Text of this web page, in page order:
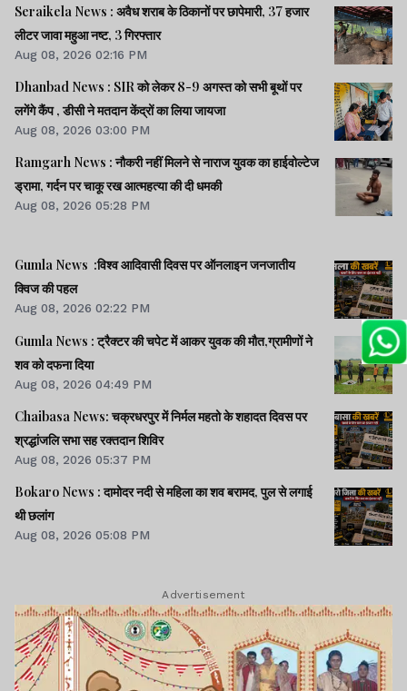
Seraikela News : अवैध शराब के ठिकानों पर छापेमारी, 37 हजार
लीटर जावा महुआ नष्ट, 3 गिरफ्तार
Aug 08, 2026 02:16 PM
Dhanbad News : SIR को लेकर 8-9 अगस्त को सभी बूथों पर
लगेंगे कैंप , डीसी ने मतदान केंद्रों का लिया जायजा
Aug 08, 2026 03:00 PM
Ramgarh News : नौकरी नहीं मिलने से नाराज युवक का हाईवोल्टेज
ड्रामा, गर्दन पर चाकू रख आत्महत्या की दी धमकी
Aug 08, 2026 05:28 PM
Gumla News :विश्व आदिवासी दिवस पर ऑनलाइन जनजातीय
क्विज की पहल
Aug 08, 2026 02:22 PM
Gumla News : ट्रैक्टर की चपेट में आकर युवक की मौत,ग्रामीणों ने
शव को दफना दिया
Aug 08, 2026 04:49 PM
Chaibasa News: चक्रधरपुर में निर्मल महतो के शहादत दिवस पर
श्रद्धांजलि सभा सह रक्तदान शिविर
Aug 08, 2026 05:37 PM
Bokaro News : दामोदर नदी से महिला का शव बरामद, पुल से लगाई
थी छलांग
Aug 08, 2026 05:08 PM
Advertisement